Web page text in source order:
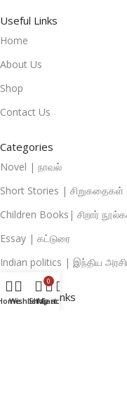
Useful Links
Home
About Us
Shop
Contact Us
Categories
Novel | நாவல்
Short Stories | சிறுகதைகள்
Children Books| சிறார்
Essay | கட்டுரை
Indian politics | இந்திய
Important Links
WishlistShop
0
Cart
My account